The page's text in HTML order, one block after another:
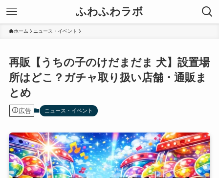
ふわふわラボ
ホーム ニュース・イベント
再販【うちの子のけだまだま 犬】設置場
所はどこ？ガチャ取り扱い店舗・通販ま
とめ
広告 ニュース・イベント